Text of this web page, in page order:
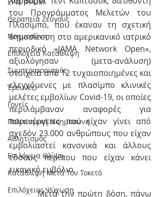
Θεραπεία Ζεύγους
Νοημοσύνη
Επιλόχεια Κατάθλιψη
Συμπεριφορισμός
Έρευνες
Γονείς
Πολιτισμική Nοημοσύνη
Αθλητισμός
Επιλόχεια Θλίψη
Κατάθλιψη Μετά Τον Τοκετό
Επιλόχειος Ψύχωση
του Προγράμματος Μελετών του
Πλασίμπο, που έκαναν τη σχετική
δημοσίευση στο αμερικανικό ιατρικό
περιοδικό «JAMA Network Open»,
αξιολόγησαν (μετα-ανάλυση)
στοιχεία από 12 τυχαιοποιημένες και
ελεγχόμενες με πλασίμπο κλινικές
μελέτες εμβολίων Covid-19, οι οποίες
περιλάμβαναν αναφορές για
παρενέργειες που είχαν γίνει από
σχεδόν 23.000 ανθρώπους που είχαν
εμβολιαστεί κανονικά και άλλους
τόσους περίπου που είχαν κάνει
εικονικό εμβόλιο.
         Μετά την πρώτη δόση, πάνω